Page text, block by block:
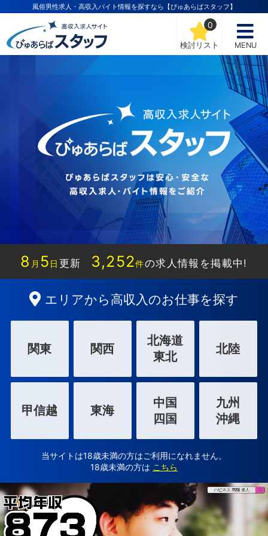
風俗男性求人・高収入バイト情報を探すなら【ぴゅあらばスタッフ】
検討リスト
0
MENU
8 月 5 日 更新 3,252件の求人情報を掲載中!
エリアから高収入のお仕事を探す
関東 関西
北海道
東北
北陸
甲信越 東海
中国
四国
九州
沖縄
当サイトは18歳未満の方はご利用になれません。
18歳未満の方は こちら